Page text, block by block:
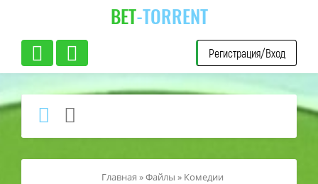
BET-TORRENT
Регистрация/Вход
Главная »Файлы » Комедии